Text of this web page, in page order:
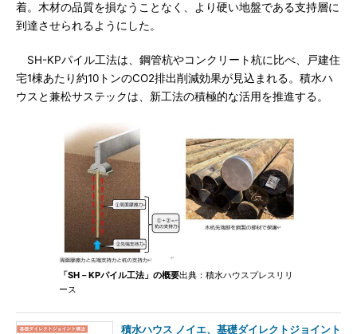
着。木材の品質を損なうことなく、より硬い地盤である支持層に
到達させられるようにした。
SH-KPパイル工法は、鋼管杭やコンクリート杭に比べ、戸建住
宅1棟あたり約10トンのCO2排出削減効果が見込まれる。積水ハ
ウスと兼松サステックは、新工法の積極的な活用を推進する。
「SH－KPパイル工法」の概要出典：積水ハウスプレスリリ
ース
積水ハウス ノイエ、基礎ダイレクトジョイント